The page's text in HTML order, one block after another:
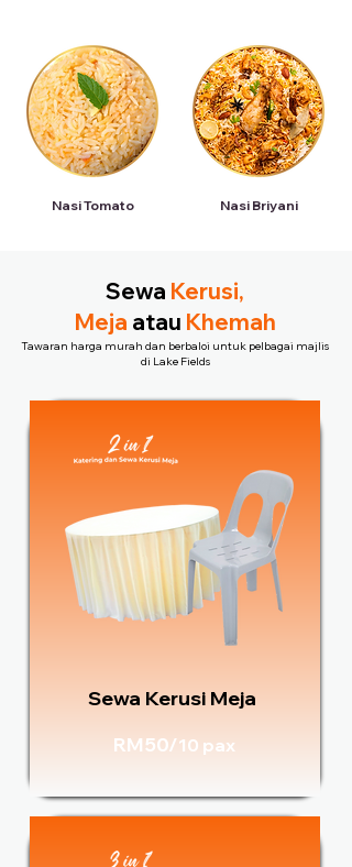
Nasi Tomato Nasi Briyani
Sewa Kerusi,
Meja atau Khemah
Tawaran harga murah dan berbaloi untuk pelbagai majlis
di Lake Fields
Sewa Kerusi Meja
RM50/10 pax